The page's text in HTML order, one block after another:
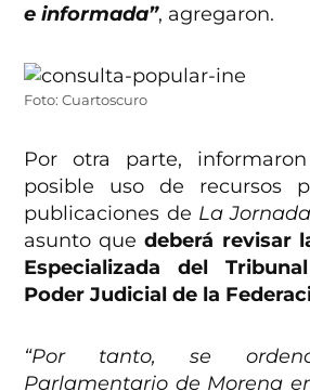
e informada”, agregaron.
Foto: Cuartoscuro
Por otra parte,
posible uso de recursos
publicaciones de La Jornada
asunto quedeberá revisar
Especializada del
Poder Judicial de la
“Por tanto, se
Parlamentario de Morena